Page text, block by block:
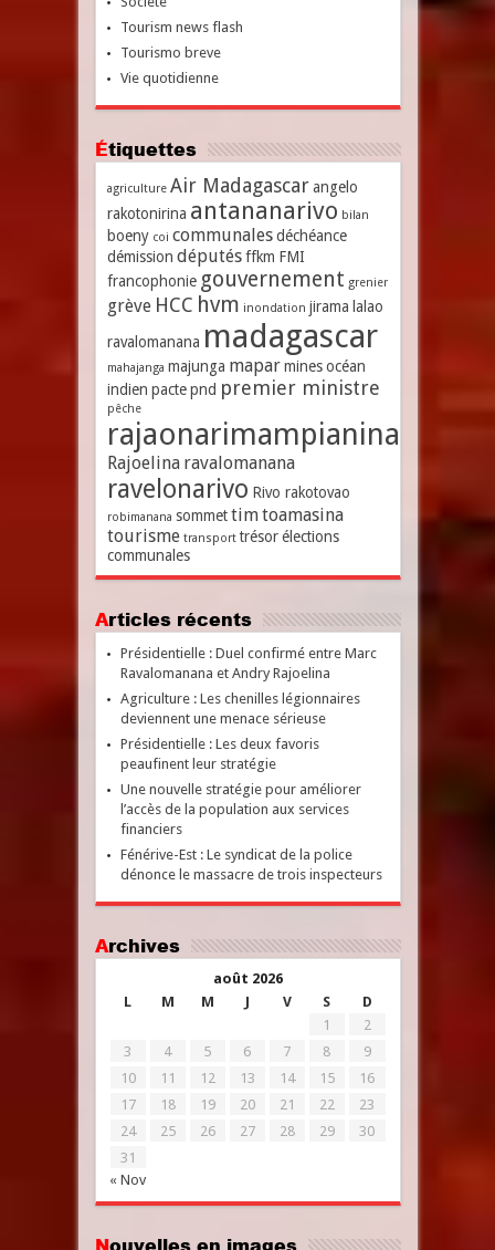
Tourism news flash
Tourismo breve
Vie quotidienne
Étiquettes
agriculture Air Madagascar angelo
rakotonirina antananarivo bilan
boeny coi communales déchéance
démission députés ffkm FMI
francophonie gouvernement grenier
grève HCC hvm inondation jirama lalao
ravalomanana madagascar
mahajanga majunga mapar mines océan
indien pacte pnd premier ministre
pêche
rajaonarimampianina
Rajoelina ravalomanana
ravelonarivo Rivo rakotovao
robimanana sommet timtoamasina
tourisme transport trésor élections
communales
Articles récents
Présidentielle : Duel confirmé entre Marc
Ravalomanana et Andry Rajoelina
Agriculture : Les chenilles légionnaires
deviennent une menace sérieuse
Présidentielle : Les deux favoris
peaufinent leur stratégie
Une nouvelle stratégie pour améliorer
l’accès de la population aux services
financiers
Fénérive-Est : Le syndicat de la police
dénonce le massacre de trois inspecteurs
Archives
août 2026
L
M M J V S D
« Nov
1
2
3
4 5 6 7 8
9
10
11 12 13 14 15
16
17
18 19 20 21 22
23
24
25 26 27 28 29
30
31
Nouvelles en images